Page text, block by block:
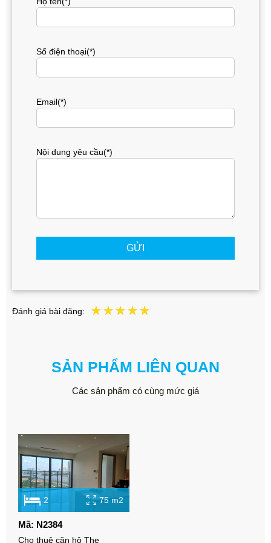
Số điện thoại(*)
Email(*)
Nội dung yêu cầu(*)
GỬI
Đánh giá bài đăng:
SẢN PHẨM LIÊN QUAN
Các sản phẩm có cùng mức giá
2 75 m2
Mã: N2384
Cho thuê căn hộ The